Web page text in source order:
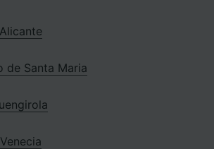
de Santa Maria